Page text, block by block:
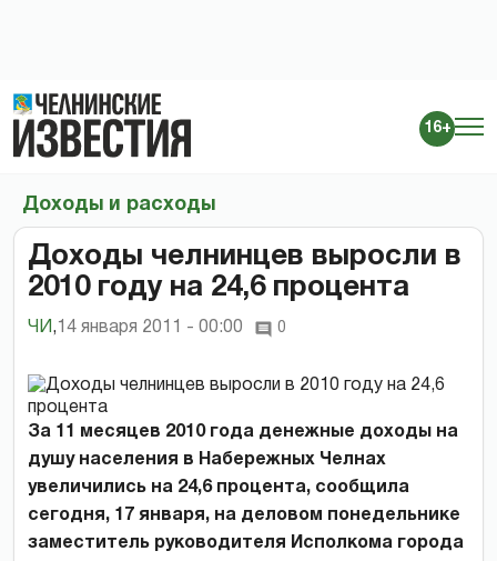
16+
Доходы и расходы
Доходы челнинцев выросли в
2010 году на 24,6 процента
ЧИ , 14 января 2011 - 00:00 0
За 11 месяцев 2010 года денежные доходы на
душу населения в Набережных Челнах
увеличились на 24,6 процента, сообщила
сегодня, 17 января, на деловом понедельнике
заместитель руководителя Исполкома города